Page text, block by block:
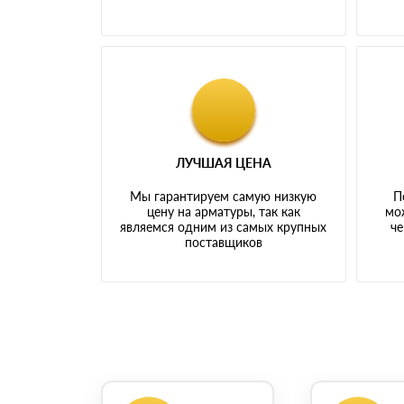
ЛУЧШАЯ ЦЕНА
Мы гарантируем самую низкую
цену на арматуры, так как
являемся одним из самых крупных
поставщиков